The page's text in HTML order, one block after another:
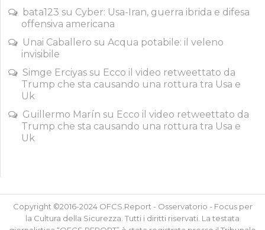
bata123 su Cyber: Usa-Iran, guerra ibrida e difesa
offensiva americana
Unai Caballero su Acqua potabile: il veleno
invisibile
Simge Erciyas su Ecco il video retweettato da
Trump che sta causando una rottura tra Usa e
Uk
Guillermo Marín su Ecco il video retweettato da
Trump che sta causando una rottura tra Usa e
Uk
Copyright ©2016-2024 OFCS.Report - Osservatorio - Focus per
la Cultura della Sicurezza. Tutti i diritti riservati. La testata